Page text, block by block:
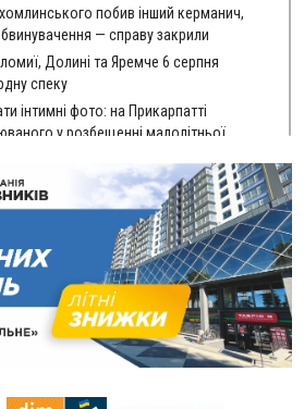
побив інший керманич,
— справу закрили
Долині та Яремче 6 серпня
спеку
інтимні фото: на Прикарпатті
у розбещенні малолітньої
проти Гвіздецької селищної ради
земельного податку
про значний дощ на Прикарпатті
на межі Прикарпаття та Львівщини
на аукціон за 830 млн
скоїли наругу над могилою УПА
фсб у Керчі